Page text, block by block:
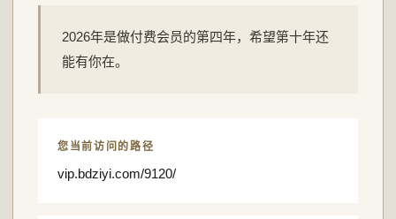
2026年是做付费会员的第四年，希望第十年还
能有你在。
您当前访问的路径
vip.bdziyi.com/9120/